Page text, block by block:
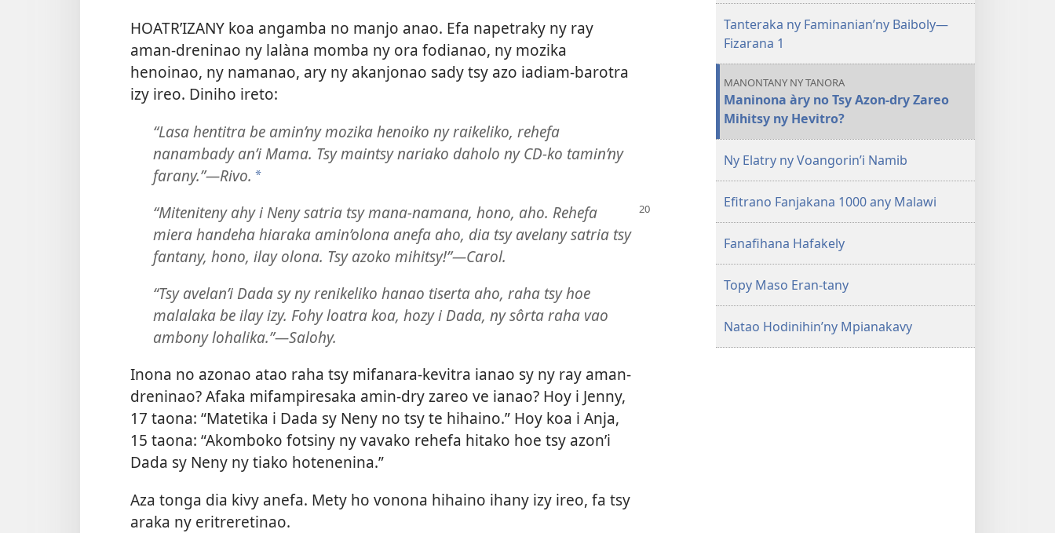
HOATR’IZANY koa angamba no manjo anao. Efa napetraky ny ray
aman-dreninao ny lalàna momba ny ora fodianao, ny mozika
henoinao, ny namanao, ary ny akanjonao sady tsy azo iadiam-barotra
izy ireo. Diniho ireto:
“Lasa hentitra be amin’ny mozika henoiko ny raikeliko, rehefa
nanambady an’i Mama. Tsy maintsy nariako daholo ny CD-ko tamin’ny
farany.”—Rivo. *
“Miteniteny ahy i Neny satria tsy mana-namana, hono, aho. Rehefa
miera handeha hiaraka amin’olona anefa aho, dia tsy avelany satria tsy
fantany, hono, ilay olona. Tsy azoko mihitsy!”—Carol.
“Tsy avelan’i Dada sy ny renikeliko hanao tiserta aho, raha tsy hoe
malalaka be ilay izy. Fohy loatra koa, hozy i Dada, ny sôrta raha vao
ambony lohalika.”—Salohy.
Inona no azonao atao raha tsy mifanara-kevitra ianao sy ny ray aman-
dreninao? Afaka mifampiresaka amin-dry zareo ve ianao? Hoy i Jenny,
17 taona: “Matetika i Dada sy Neny no tsy te hihaino.” Hoy koa i Anja,
15 taona: “Akomboko fotsiny ny vavako rehefa hitako hoe tsy azon’i
Dada sy Neny ny tiako hotenenina.”
Aza tonga dia kivy anefa. Mety ho vonona hihaino ihany izy ireo, fa tsy
araka ny eritreretinao.
Tanteraka ny Faminanian’ny Baiboly—
Fizarana 1
MANONTANY NY TANORA
Maninona àry no Tsy Azon-dry Zareo
Mihitsy ny Hevitro?
Ny Elatry ny Voangorin’i Namib
Efitrano Fanjakana 1000 any Malawi
Fanafihana Hafakely
Topy Maso Eran-tany
Natao Hodinihin’ny Mpianakavy